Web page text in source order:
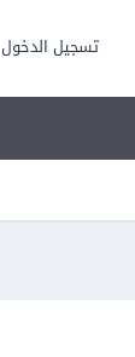
تسجيل الدخول